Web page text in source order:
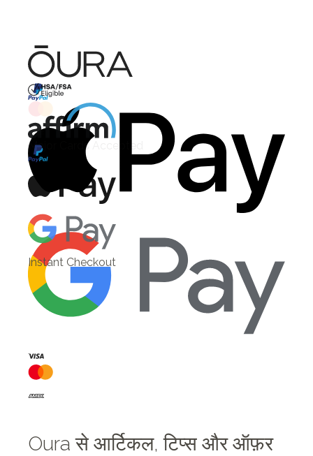
HSA/FSA Eligible
Affirm
Instant Checkout
Oura से आर्टिकल, टिप्स और ऑफ़र